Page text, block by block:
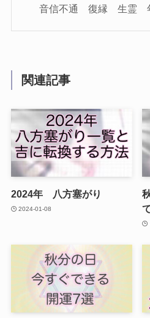
音信不通 復縁 生霊
関連記事
2024年 八方塞がり
2024-01-08